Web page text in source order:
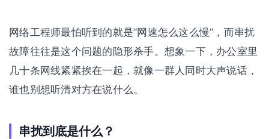
网络工程师最怕听到的就是”网速怎么这么慢”，而串扰
故障往往是这个问题的隐形杀手。想象一下，办公室里
几十条网线紧紧挨在一起，就像一群人同时大声说话，
谁也别想听清对方在说什么。
串扰到底是什么？